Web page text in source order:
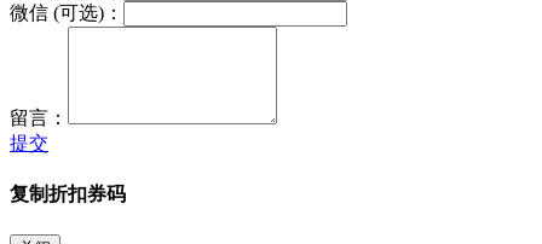
微信 (可选)：
留言：
提交
复制折扣券码